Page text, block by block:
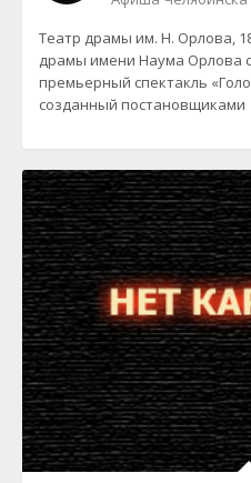
Театр драмы им. Н. Орлова,
драмы имени Наума Орлова
премьерный спектакль
созданный постановщиками